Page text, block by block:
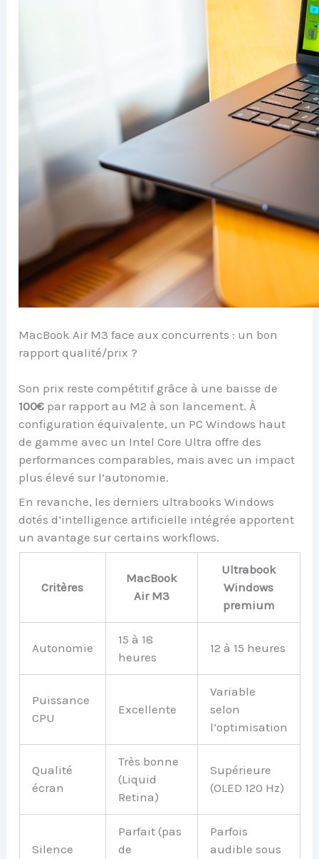
MacBook Air M3 face aux concurrents : un bon
rapport qualité/prix ?
Son prix reste compétitif grâce à une baisse de
100€ par rapport au M2 à son lancement. À
configuration équivalente, un PC Windows haut
de gamme avec un Intel Core Ultra offre des
performances comparables, mais avec un impact
plus élevé sur l’autonomie.
En revanche, les derniers ultrabooks Windows
dotés d’intelligence artificielle intégrée apportent
un avantage sur certains workflows.
Critères
MacBook
Air M3
Ultrabook
Windows
premium
Autonomie
15 à 18
heures
12 à 15 heures
Puissance
CPU
Excellente
Variable
selon
l’optimisation
Qualité
écran
Très bonne
(Liquid
Retina)
Supérieure
(OLED 120 Hz)
Silence
Parfait (pas
de
Parfois
audible sous